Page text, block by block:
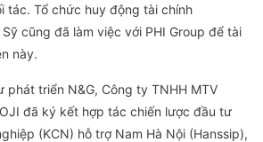
tác. Tổ chức huy động tài chính
cũng đã làm việc với PHI Group để tài
này.
triển N&G, Công ty TNHH MTV
đã ký kết hợp tác chiến lược đầu tư
(KCN) hỗ trợ Nam Hà Nội (Hanssip),